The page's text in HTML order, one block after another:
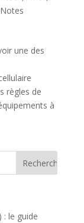
Notes
une des
règles de
à
: le guide